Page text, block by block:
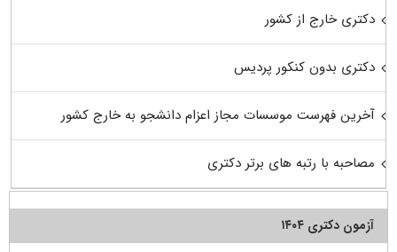
دکتری خارج از کشور
دکتری بدون کنکور پردیس
آخرین فهرست موسسات مجاز اعزام دانشجو به خارج کشور
مصاحبه با رتبه های برتر دکتری
آزمون دکتری ۱۴۰۴